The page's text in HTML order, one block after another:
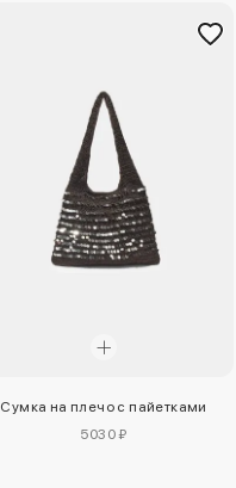
Сумка на плечо с пайетками
5030 ₽